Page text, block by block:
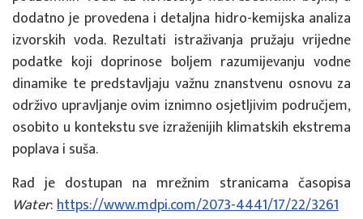
dodatno je provedena i detaljna hidro-kemijska analiza
izvorskih voda. Rezultati istraživanja pružaju vrijedne
podatke koji doprinose boljem razumijevanju vodne
dinamike te predstavljaju važnu znanstvenu osnovu za
održivo upravljanje ovim iznimno osjetljivim područjem,
osobito u kontekstu sve izraženijih klimatskih ekstrema
poplava i suša.
Rad je dostupan na mrežnim stranicama časopisa
Water:https://www.mdpi.com/2073-4441/17/22/3261